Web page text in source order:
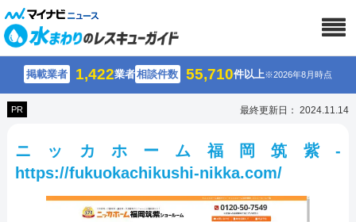
掲載業者 1,422業者相談件数 55,710件以上※2026年8月時点
PR 最終更新日： 2024.11.14
ニッカホーム福岡筑紫-
https://fukuokachikushi-nikka.com/